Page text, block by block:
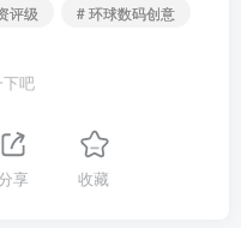
评级 # 环球数码创意
吧
享 收藏